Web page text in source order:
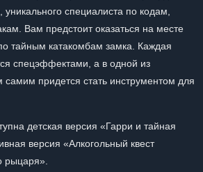
специалиста по кодам,
Вам предстоит оказаться на месте
тайным катакомбам замка. Каждая
спецэффектами, а в одной из
самим придется стать инструментом для
детская версия «Гарри и тайная
версия «Алкогольный квест
рыцаря».